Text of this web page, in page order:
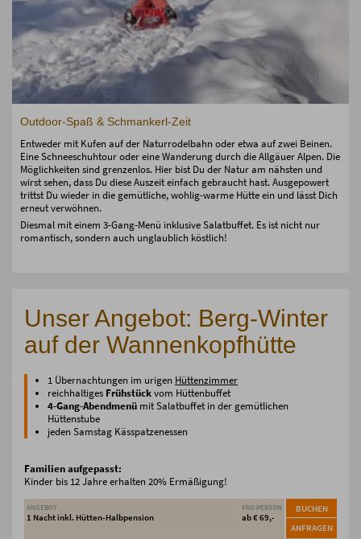
Outdoor-Spaß & Schmankerl-Zeit
Entweder mit Kufen auf der Naturrodelbahn oder etwa auf zwei Beinen.
Eine Schneeschuhtour oder eine Wanderung durch die Allgäuer Alpen. Die
Möglichkeiten sind grenzenlos. Hier bist Du der Natur am nähsten und
wirst sehen, dass Du diese Auszeit einfach gebraucht hast. Ausgepowert
trittst Du wieder in die gemütliche, wohlig-warme Hütte ein und lässt Dich
erneut verwöhnen.
Diesmal mit einem 3-Gang-Menü inklusive Salatbuffet. Es ist nicht nur
romantisch, sondern auch unglaublich köstlich!
Unser Angebot: Berg-Winter
auf der Wannenkopfhütte
1 Übernachtungen im urigen Hüttenzimmer
reichhaltiges Frühstückvom Hüttenbuffet
4-Gang-Abendmenü mit Salatbuffet in der gemütlichen
Hüttenstube
jeden Samstag Kässpatzenessen
Familien aufgepasst:
Kinder bis 12 Jahre erhalten 20% Ermäßigung!
ANGEBOT
1 Nacht inkl. Hütten-Halbpension
PRO PERSON
ab € 69,-
BUCHEN
ANFRAGEN